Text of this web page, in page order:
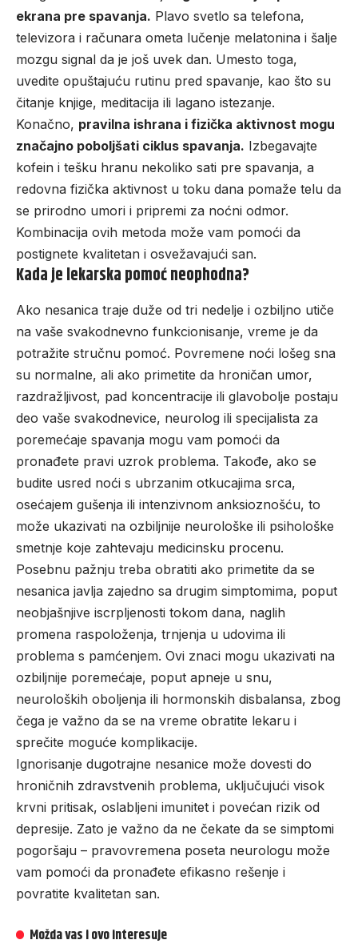
ekrana pre spavanja. Plavo svetlo sa telefona,
televizora i računara ometa lučenje melatonina i šalje
mozgu signal da je još uvek dan. Umesto toga,
uvedite opuštajuću rutinu pred spavanje, kao što su
čitanje knjige, meditacija ili lagano istezanje.
Konačno, pravilna ishrana i fizička aktivnost mogu
značajno poboljšati ciklus spavanja. Izbegavajte
kofein i tešku hranu nekoliko sati pre spavanja, a
redovna fizička aktivnost u toku dana pomaže telu da
se prirodno umori i pripremi za noćni odmor.
Kombinacija ovih metoda može vam pomoći da
postignete kvalitetan i osvežavajući san.
Kada je lekarska pomoć neophodna?
Ako nesanica traje duže od tri nedelje i ozbiljno utiče
na vaše svakodnevno funkcionisanje, vreme je da
potražite stručnu pomoć. Povremene noći lošeg sna
su normalne, ali ako primetite da hroničan umor,
razdražljivost, pad koncentracije ili glavobolje postaju
deo vaše svakodnevice, neurolog ili specijalista za
poremećaje spavanja mogu vam pomoći da
pronađete pravi uzrok problema. Takođe, ako se
budite usred noći s ubrzanim otkucajima srca,
osećajem gušenja ili intenzivnom anksioznošću, to
može ukazivati na ozbiljnije neurološke ili psihološke
smetnje koje zahtevaju medicinsku procenu.
Posebnu pažnju treba obratiti ako primetite da se
nesanica javlja zajedno sa drugim simptomima, poput
neobjašnjive iscrpljenosti tokom dana, naglih
promena raspoloženja, trnjenja u udovima ili
problema s pamćenjem. Ovi znaci mogu ukazivati na
ozbiljnije poremećaje, poput apneje u snu,
neuroloških oboljenja ili hormonskih disbalansa, zbog
čega je važno da se na vreme obratite lekaru i
sprečite moguće komplikacije.
Ignorisanje dugotrajne nesanice može dovesti do
hroničnih zdravstvenih problema, uključujući visok
krvni pritisak, oslabljeni imunitet i povećan rizik od
depresije. Zato je važno da ne čekate da se simptomi
pogoršaju – pravovremena poseta neurologu može
vam pomoći da pronađete efikasno rešenje i
povratite kvalitetan san.
Možda vas i ovo interesuje